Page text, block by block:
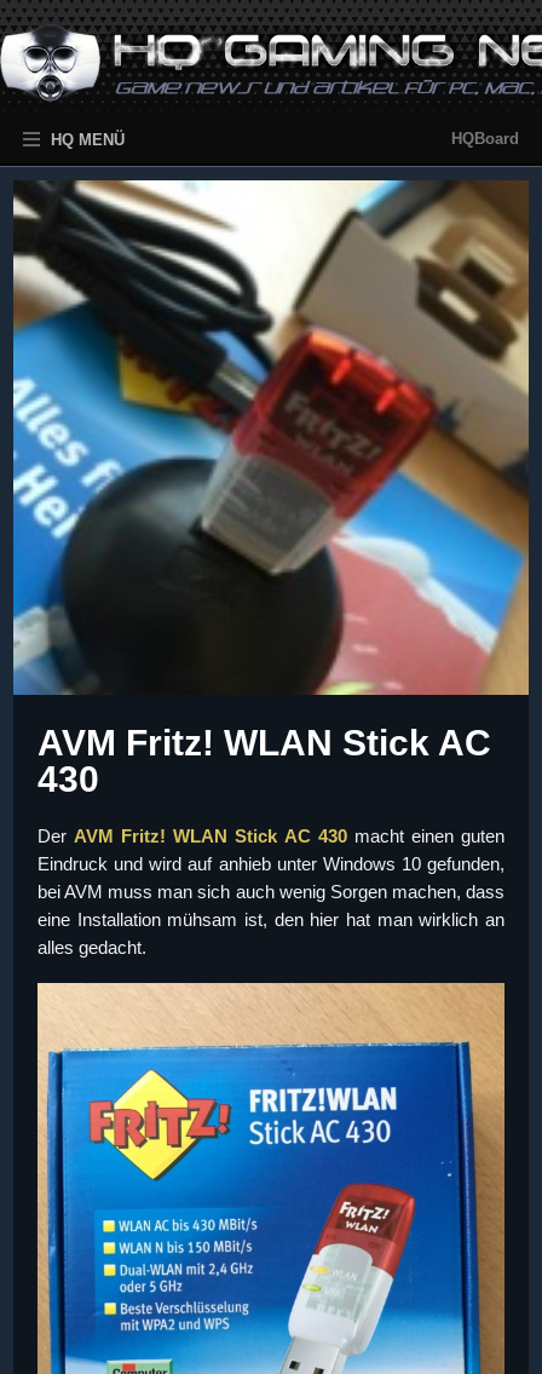
HQ MENÜ HQBoard
AVM Fritz! WLAN Stick AC
430
DerAVM Fritz! WLAN Stick AC 430macht einen guten
Eindruck und wird auf anhieb unter Windows 10 gefunden,
bei AVM muss man sich auch wenig Sorgen machen, dass
eine Installation mühsam ist, den hier hat man wirklich an
alles gedacht.